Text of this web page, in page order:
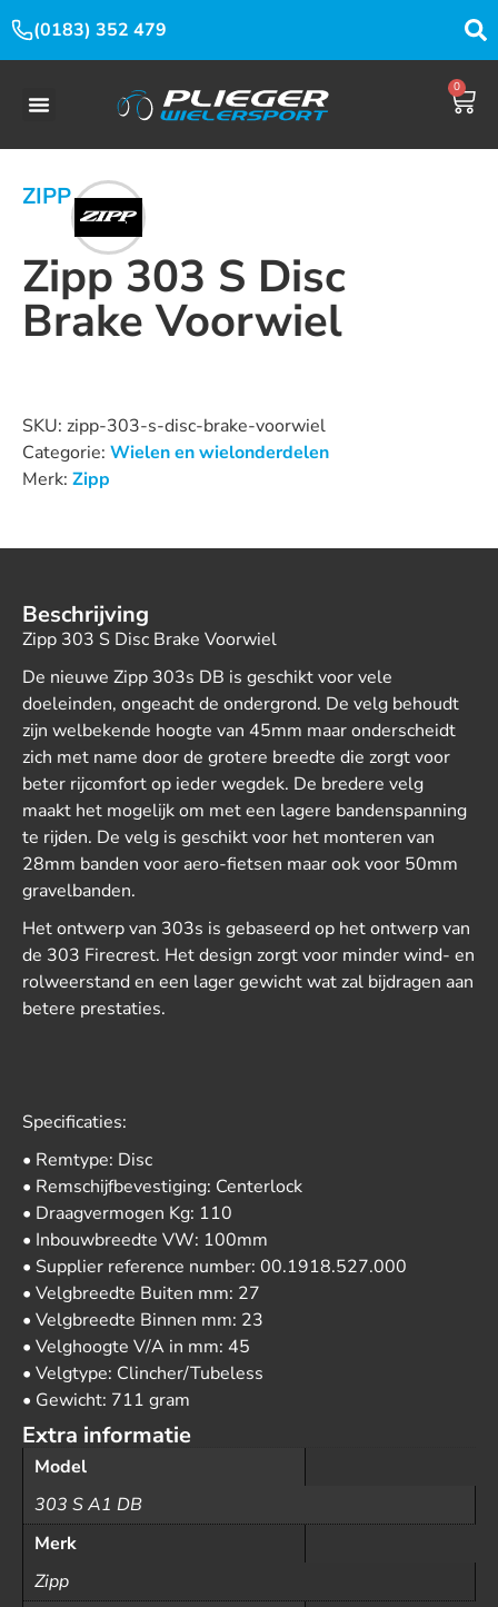
(0183) 352 479
0
ZIPP
Zipp 303 S Disc
Brake Voorwiel
SKU: zipp-303-s-disc-brake-voorwiel
Categorie: Wielen en wielonderdelen
Merk: Zipp
Beschrijving
Zipp 303 S Disc Brake Voorwiel
De nieuwe Zipp 303s DB is geschikt voor vele
doeleinden, ongeacht de ondergrond. De velg behoudt
zijn welbekende hoogte van 45mm maar onderscheidt
zich met name door de grotere breedte die zorgt voor
beter rijcomfort op ieder wegdek. De bredere velg
maakt het mogelijk om met een lagere bandenspanning
te rijden. De velg is geschikt voor het monteren van
28mm banden voor aero-fietsen maar ook voor 50mm
gravelbanden.
Het ontwerp van 303s is gebaseerd op het ontwerp van
de 303 Firecrest. Het design zorgt voor minder wind- en
rolweerstand en een lager gewicht wat zal bijdragen aan
betere prestaties.
Specificaties:
• Remtype: Disc
• Remschijfbevestiging: Centerlock
• Draagvermogen Kg: 110
• Inbouwbreedte VW: 100mm
• Supplier reference number: 00.1918.527.000
• Velgbreedte Buiten mm: 27
• Velgbreedte Binnen mm: 23
• Velghoogte V/A in mm: 45
• Velgtype: Clincher/Tubeless
• Gewicht: 711 gram
Extra informatie
Model
303 S A1 DB
Merk
Zipp